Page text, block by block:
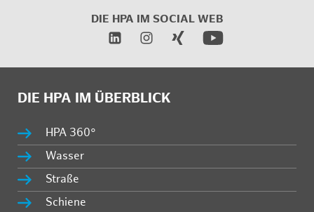
DIE HPA IM SOCIAL WEB
DIE HPA IM ÜBERBLICK
HPA 360°
Wasser
Straße
Schiene